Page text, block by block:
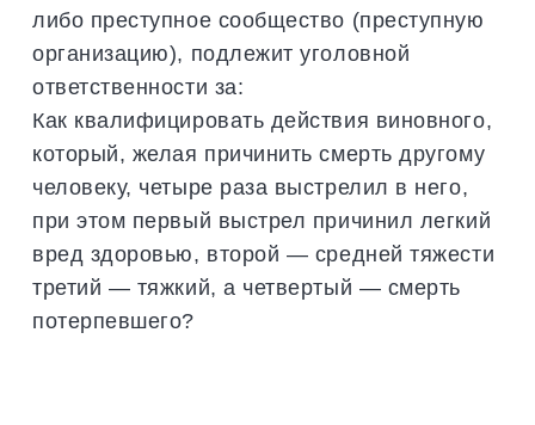
либо преступное сообщество (преступную
организацию), подлежит уголовной
ответственности за:
Как квалифицировать действия виновного,
который, желая причинить смерть другому
человеку, четыре раза выстрелил в него,
при этом первый выстрел причинил легкий
вред здоровью, второй — средней тяжести
третий — тяжкий, а четвертый — смерть
потерпевшего?